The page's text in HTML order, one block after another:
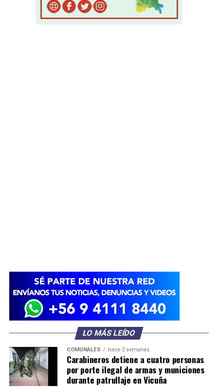
LO MÁS LEÍDO
COMUNALES hace 2 semanas
Carabineros detiene a cuatro personas
por porte ilegal de armas y municiones
durante patrullaje en Vicuña